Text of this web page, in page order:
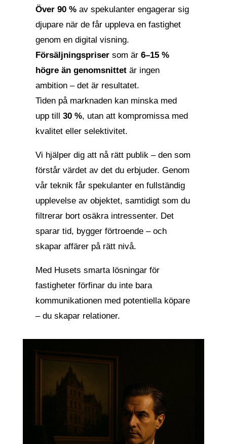
Över 90 %av spekulanter engagerar sig
djupare när de får uppleva en fastighet
genom en digital visning.
Försäljningspriser som är 6–15 %
högre än genomsnittetär ingen
ambition – det är resultatet.
Tiden på marknaden kan minska med
upp till 30 %, utan att kompromissa med
kvalitet eller selektivitet.
Vi hjälper dig att nå rätt publik – den som
förstår värdet av det du erbjuder. Genom
vår teknik får spekulanter en fullständig
upplevelse av objektet, samtidigt som du
filtrerar bort osäkra intressenter. Det
sparar tid, bygger förtroende – och
skapar affärer på rätt nivå.
Med Husets smarta lösningar för
fastigheter förfinar du inte bara
kommunikationen med potentiella köpare
– du skapar relationer.